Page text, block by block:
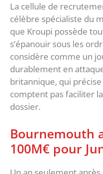
La cellule de
célèbre spécialiste du
que Kroupi possède
s’épanouir sous les
considère comme un
durablement en
britannique, qui
comptent pas faciliter
dossier.
Bournemouth
100M€ pour